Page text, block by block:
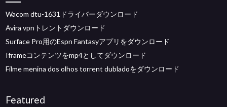
Wacom dtu-1631ドライバーダウンロード
Avira vpnトレントダウンロード
Surface Pro用のEspn Fantasyアプリをダウンロード
Iframeコンテンツをmp4としてダウンロード
Filme menina dos olhos torrent dubladoをダウンロード
Featured